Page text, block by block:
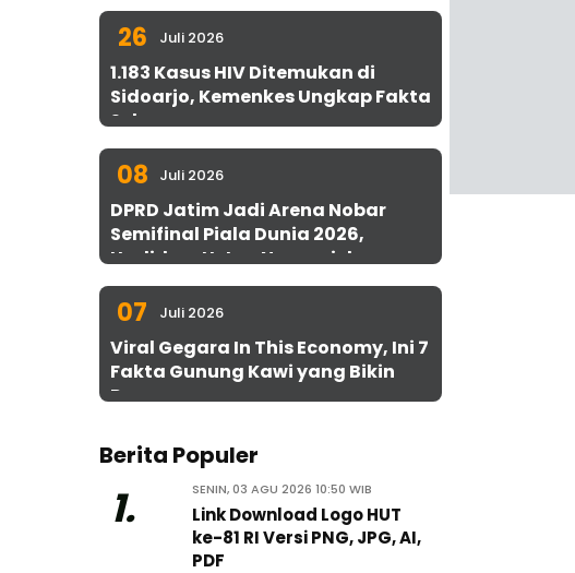
26 Juli 2026
1.183 Kasus HIV Ditemukan di
Sidoarjo, Kemenkes Ungkap Fakta
Sebenarnya
08 Juli 2026
DPRD Jatim Jadi Arena Nobar
Semifinal Piala Dunia 2026,
Hadirkan Uston Nawawi dan
UMKM Gratis untuk 1.000 Warga
07 Juli 2026
Viral Gegara In This Economy, Ini 7
Fakta Gunung Kawi yang Bikin
Penasaran
Berita Populer
1. SENIN, 03 AGU 2026 10:50 WIB
Link Download Logo HUT
ke-81 RI Versi PNG, JPG, AI,
PDF